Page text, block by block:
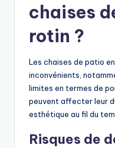
chaises
rotin ?
Les chaises de patio
inconvénients,
limites en termes de
peuvent affecter leur
esthétique au fil du
Risques de